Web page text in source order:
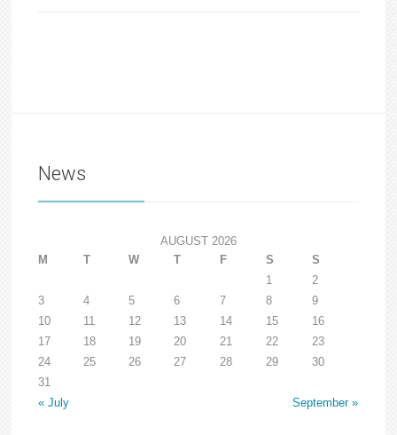
News
AUGUST 2026
M
T W T F S
S
1
2
3
4 5 6 7 8
9
10
11 12 13 14 15
16
17
18 19 20 21 22
23
24
25 26 27 28 29
30
31
« July
September »